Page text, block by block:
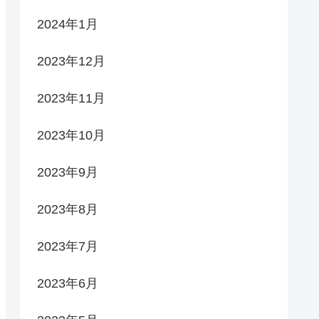
2024年1月
2023年12月
2023年11月
2023年10月
2023年9月
2023年8月
2023年7月
2023年6月